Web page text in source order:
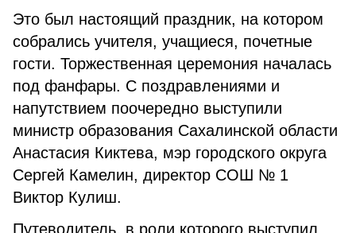
Это был настоящий праздник, на котором
собрались учителя, учащиеся, почетные
гости. Торжественная церемония началась
под фанфары. С поздравлениями и
напутствием поочередно выступили
министр образования Сахалинской области
Анастасия Киктева, мэр городского округа
Сергей Камелин, директор СОШ № 1
Виктор Кулиш.
Путеводитель, в роли которого выступил